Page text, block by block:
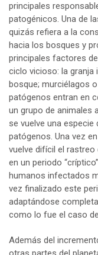
principales
patogénicos. Una de
quizás refiera a la
hacia los bosques y
principales factores
ciclo vicioso: la granja
bosque; murciélagos
patógenos entran en
un grupo de animales
se vuelve una
patógenos. Una vez
vuelve difícil el
en un periodo
humanos infectados
vez finalizado este
adaptándose
como lo fue el caso
Además del